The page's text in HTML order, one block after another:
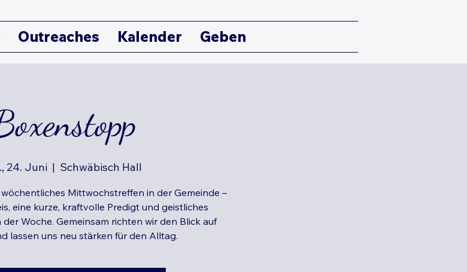
Outreaches Kalender Geben
24. Juni
  |
Schwäbisch Hall
Mittwochstreffen in der Gemeinde –
eine kurze, kraftvolle Predigt und geistliches
Woche. Gemeinsam richten wir den Blick auf
lassen uns neu stärken für den Alltag.